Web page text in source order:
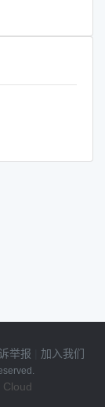
举报 加入我们
Cloud